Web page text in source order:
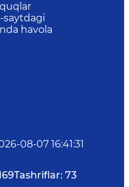
saytdagi
havola
08-07 16:41:31
Tashriflar: 73